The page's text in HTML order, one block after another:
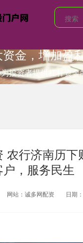
金，增加盈
投资者提供杠杆资金
农行济南历下
，服务民生
网站：诚多网配资
日期